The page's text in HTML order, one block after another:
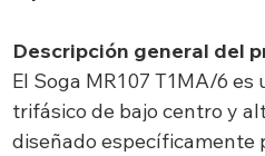
Descripción general del
El Soga MR107 T1MA/6
trifásico de bajo centro y
diseñado específicamente